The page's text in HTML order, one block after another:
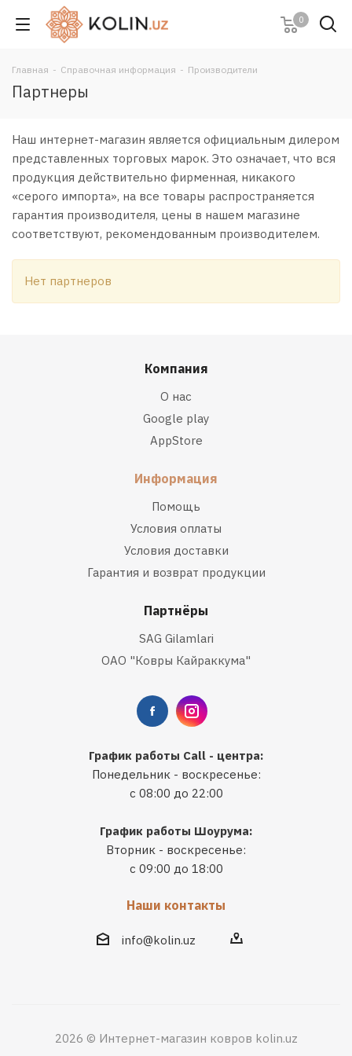
0
Главная - Справочная информация - Производители
Партнеры
Наш интернет-магазин является официальным дилером
представленных торговых марок. Это означает, что вся
продукция действительно фирменная, никакого
«серого импорта», на все товары распространяется
гарантия производителя, цены в нашем магазине
соответствуют, рекомендованным производителем.
Нет партнеров
Компания
О нас
Google play
AppStore
Информация
Помощь
Условия оплаты
Условия доставки
Гарантия и возврат продукции
Партнёры
SAG Gilamlari
ОАО "Ковры Кайраккума"
График работы Call - центра:
Понедельник - воскресенье:
с 08:00 до 22:00
График работы Шоурума:
Вторник - воскресенье:
с 09:00 до 18:00
Наши контакты
info@kolin.uz
2026 © Интернет-магазин ковров kolin.uz